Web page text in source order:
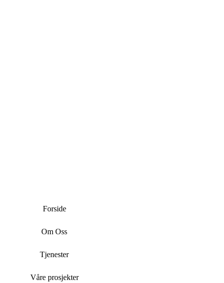
Forside
Om Oss
Tjenester
Våre prosjekter